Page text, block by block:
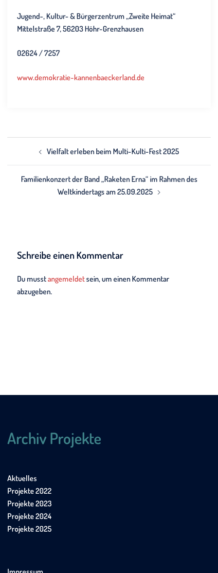
Jugend-, Kultur- & Bürgerzentrum „Zweite Heimat“
Mittelstraße 7, 56203 Höhr-Grenzhausen
02624 / 7257
www.demokratie-kannenbaeckerland.de
Vielfalt erleben beim Multi-Kulti-Fest 2025
Familienkonzert der Band „Raketen Erna“ im Rahmen des
Weltkindertags am 25.09.2025
Schreibe einen Kommentar
Du musstangemeldetsein, um einen Kommentar
abzugeben.
Archiv Projekte
Aktuelles
Projekte 2022
Projekte 2023
Projekte 2024
Projekte 2025